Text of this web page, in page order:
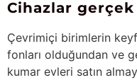
Cihazlar gerçek
Çevrimiçi birimlerin
fonları olduğundan ve
kumar evleri satın